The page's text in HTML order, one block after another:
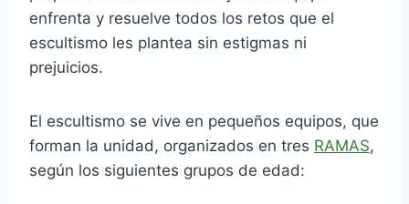
enfrenta y resuelve todos los retos que el
escultismo les plantea sin estigmas ni
prejuicios.
El escultismo se vive en pequeños equipos, que
forman la unidad, organizados en tres RAMAS,
según los siguientes grupos de edad: